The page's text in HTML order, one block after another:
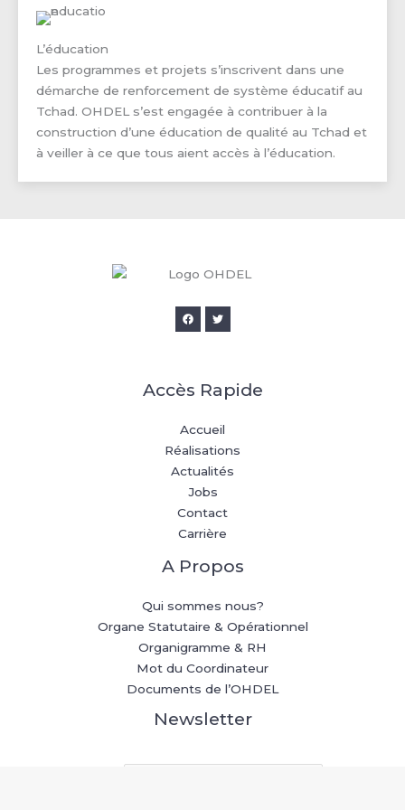
L’éducation
Les programmes et projets s’inscrivent dans une
démarche de renforcement de système éducatif au
Tchad. OHDEL s’est engagée à contribuer à la
construction d’une éducation de qualité au Tchad et
à veiller à ce que tous aient accès à l’éducation.
Accès Rapide
Accueil
Réalisations
Actualités
Jobs
Contact
Carrière
A Propos
Qui sommes nous?
Organe Statutaire & Opérationnel
Organigramme & RH
Mot du Coordinateur
Documents de l’OHDEL
Newsletter